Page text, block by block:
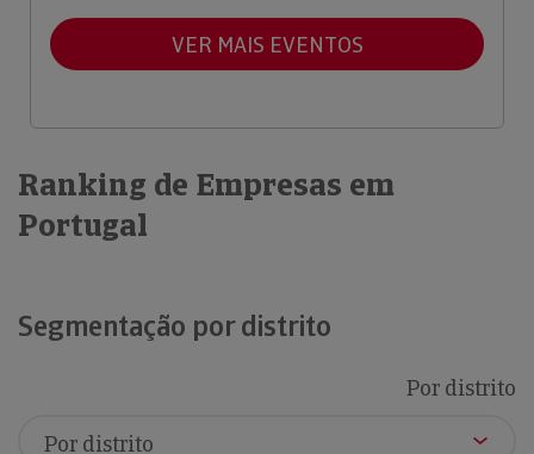
VER MAIS EVENTOS
Ranking de Empresas em
Portugal
Segmentação por distrito
Por distrito